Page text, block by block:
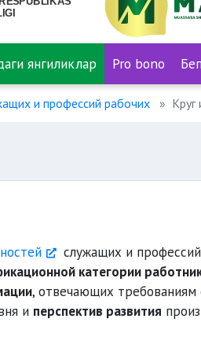
янгиликлар Pro bono
и профессий рабочих Круг
служащих и
категории
, отвечающих требованиям
и перспектив развития